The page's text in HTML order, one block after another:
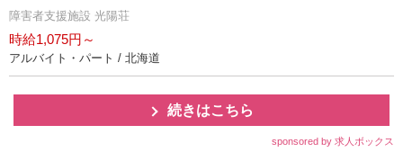
障害者支援施設 光陽荘
時給1,075円～
アルバイト・パート / 北海道
続きはこちら
sponsored by 求人ボックス